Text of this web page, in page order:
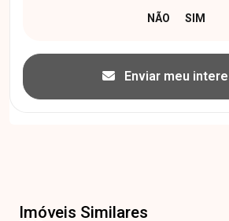
Enviar meu
Imóveis Similares